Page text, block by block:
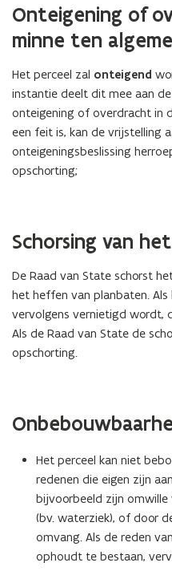
Onteigening of
minne ten
Het perceel zal onteigend
instantie deelt dit mee aan
onteigening of overdracht in
een feit is, kan de vrijstelling
onteigeningsbeslissing
opschorting;
Schorsing van
De Raad van State schorst
het heffen van planbaten. Als
vervolgens vernietigd wordt,
Als de Raad van State de
opschorting.
Het perceel kan niet
redenen die eigen zijn
bijvoorbeeld zijn
(bv. waterziek), of door
omvang. Als de reden
ophoudt te bestaan,